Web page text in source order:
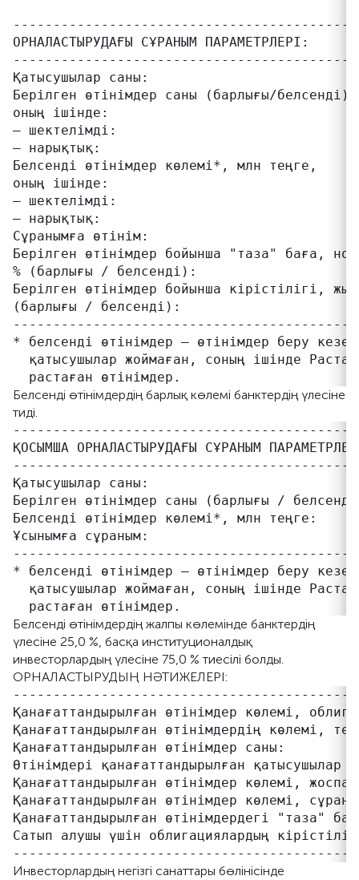
ОРНАЛАСТЫРУДАҒЫ СҰРАНЫМ ПАРАМЕТРЛЕРІ:
Қатысушылар саны:
Берілген өтінімдер саны (барлығы/
оның ішінде:
– шектелімді:
– нарықтық:
Белсенді өтінімдер көлемі*, млн
оның ішінде:
– шектелімді:
– нарықтық:
Сұранымға өтінім:
Берілген өтінімдер бойынша "таза" баға,
% (барлығы / белсенді):
Берілген өтінімдер бойынша
(барлығы / белсенді):
* белсенді өтінімдер – өтінімдер беру
қатысушылар жоймаған, соның ішінде
Белсенді өтінімдердің барлық көлемі банктердің үлесіне
тиді.
ҚОСЫМША ОРНАЛАСТЫРУДАҒЫ СҰРАНЫМ
Қатысушылар саны:
Берілген өтінімдер саны (барлығы /
Белсенді өтінімдер көлемі*, млн
Ұсынымға сұраным:
* белсенді өтінімдер – өтінімдер беру
қатысушылар жоймаған, соның ішінде
Белсенді өтінімдердің жалпы көлемінде банктердің
үлесіне 25,0 %, басқа институционалдық
инвесторлардың үлесіне 75,0 % тиесілі болды.
ОРНАЛАСТЫРУДЫҢ НӘТИЖЕЛЕРІ:
Қанағаттандырылған өтінімдер көлемі,
Қанағаттандырылған өтінімдердің
Қанағаттандырылған өтінімдер
Өтінімдері қанағаттандырылған
Қанағаттандырылған өтінімдер көлемі,
Қанағаттандырылған өтінімдер көлемі,
Қанағаттандырылған өтінімдердегі "таза"
Сатып алушы үшін облигациялардың
Инвесторлардың негізгі санаттары бөлінісінде